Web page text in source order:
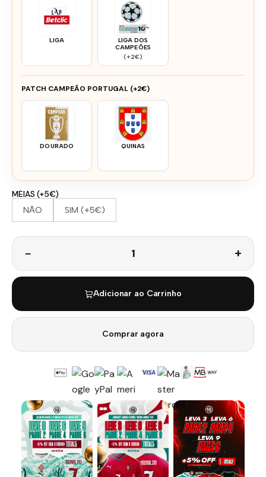
LIGA
LIGA DOS
CAMPEÕES
(+2€)
PATCH CAMPEÃO PORTUGAL (+2€)
DOURADO QUINAS
MEIAS (+5€)
NÃO SIM (+5€)
Adicionar ao Carrinho
Comprar agora